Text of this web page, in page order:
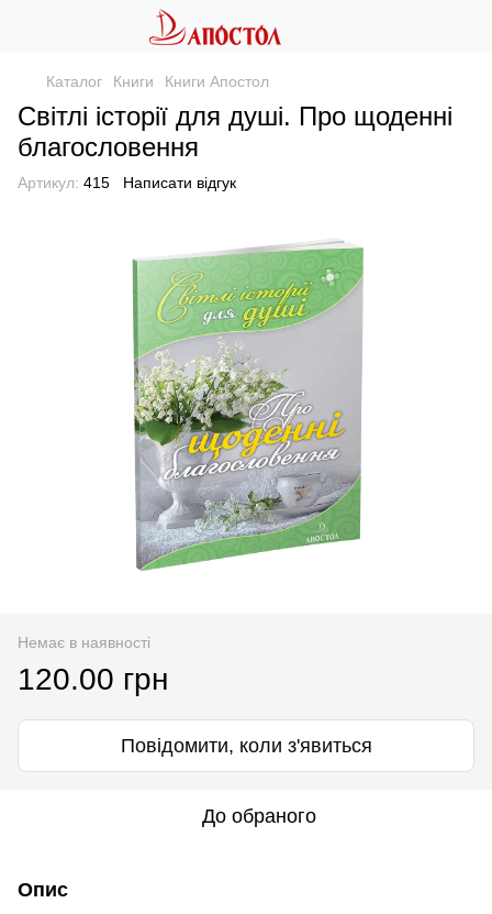
Каталог Книги Книги Апостол
Світлі історії для душі. Про щоденні
благословення
Артикул: 415 Написати відгук
Немає в наявності
120.00 грн
Повідомити, коли з'явиться
До обраного
Опис